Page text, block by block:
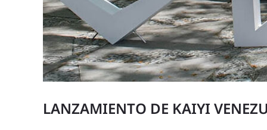
LANZAMIENTO DE KAIYI